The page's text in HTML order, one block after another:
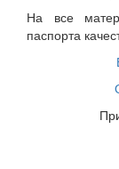
На все
паспорта